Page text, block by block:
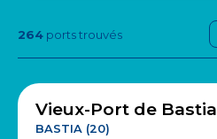
264 ports trouvés
Vieux-Port de Bastia
BASTIA (20)